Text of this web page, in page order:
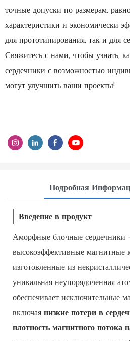
точные допуски по размерам,
характеристики и экономически
для прототипирования, так и для
Свяжитесь с нами, чтобы узнать,
сердечники с возможностью
могут улучшить ваши проекты!
Подробная
Введение в продукт
Аморфные блочные сердечники
высокоэффективные магнитные
изготовленные из
уникальная неупорядоченная
обеспечивает исключительные
включая низкие потери в
плотность магнитного потока